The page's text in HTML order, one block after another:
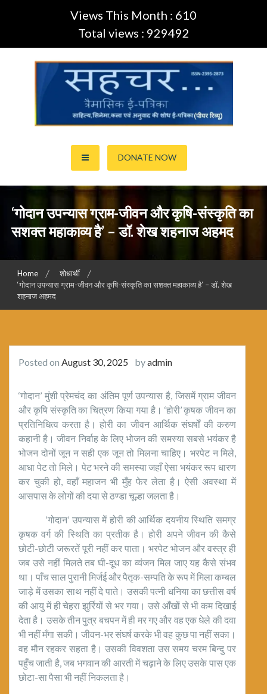
Views This Month : 610
Total views : 929492
सहचर ई-पत्रिका… (ISSN:2395-
2873)
DONATE NOW
‘गोदान उपन्यास ग्राम-जीवन और कृषि-संस्कृति का
सशक्त महाकाव्य है’ – डॉ. शेख शहनाज अहमद
Home
शोधार्थी
‘गोदान उपन्यास ग्राम-जीवन और कृषि-संस्कृति का सशक्त महाकाव्य है’ – डॉ. शेख
शहनाज अहमद
Posted on August 30, 2025 byadmin
‘गोदान’ मुंशी प्रेमचंद का अंतिम पूर्ण उपन्यास है, जिसमें ग्राम जीवन
और कृषि संस्कृति का चित्रण किया गया है। ‘होरी’ कृषक जीवन का
प्रतिनिधित्व करता है। होरी का जीवन आर्थिक संघर्षों की करुण
कहानी है। जीवन निर्वाह के लिए भोजन की समस्या सबसे भयंकर है
भोजन दोनों जून न सही एक जून तो मिलना चाहिए। भरपेट न मिले,
आधा पेट तो मिले। पेट भरने की समस्या जहाँ ऐसा भयंकर रूप धारण
कर चुकी हो, वहाँ महाजन भी मुँह फेर लेता है। ऐसी अवस्था में
आसपास के लोगों की दया से ठण्डा चूल्हा जलता है।
‘गोदान’ उपन्यास में होरी की आर्थिक दयनीय स्थिति समग्र
कृषक वर्ग की स्थिति का प्रतीक है। होरी अपने जीवन की कैसे
छोटी-छोटी जरूरतें पूरी नहीं कर पाता। भरपेट भोजन और वस्त्र ही
जब उसे नहीं मिलते तब घी-दूध का व्यंजन मिल जाए यह कैसे संभव
था। पाँच साल पुरानी मिर्जई और पैतृक-सम्पति के रूप में मिला कम्बल
जाड़े में उसका साथ नहीं दे पाते। उसकी पत्नी धनिया का छत्तीस वर्ष
की आयु में ही चेहरा झुर्रियों से भर गया। उसे आँखों से भी कम दिखाई
देता है। उसके तीन पुत्र बचपन में ही मर गए और वह एक धेले की दवा
भी नहीं मँगा सकी। जीवन-भर संघर्ष करके भी वह कुछ पा नहीं सका।
वह मौन रहकर सहता है। उसकी विवशता उस समय चरम बिन्दु पर
पहुँच जाती है, जब भगवान की आरती में चढ़ाने के लिए उसके पास एक
छोटा-सा पैसा भी नहीं निकलता है।